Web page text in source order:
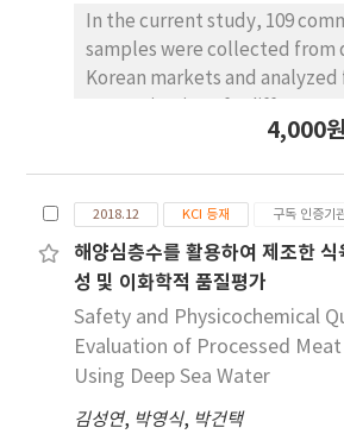
different genotypes of C.
pseudotuberculosis isolated
in Korea. Efficacy tests were
accordance with the
test guidelines recommended
for copper sulfate exhibited
efficacy under hard water
following 30 min of incubation,
according to guidelines. The
bactericidal treatment time
by employing treatments for
5, and 15 min. The most
In the current study, 109
samples were collected from
Korean markets and
(aflatoxin, ochratoxin A,
frequently detected
zearalenone (n=36, 33%),
aflatoxin (n=31, 28.4%) and
(n=30, 27.5%). Deoxynivalenol
were also detected in 22
respectively. Among 109 nut
samples (30.3%) were
with one kind of mycotoxin,
4,000원
2018.12 KCI 등재 구독 인증기
해양심층수를 활용하여 제조한
성 및 이화학적 품질평가
Safety and Physicochemical
Evaluation of Processed
Using Deep Sea Water
김성연, 박영식, 박건택